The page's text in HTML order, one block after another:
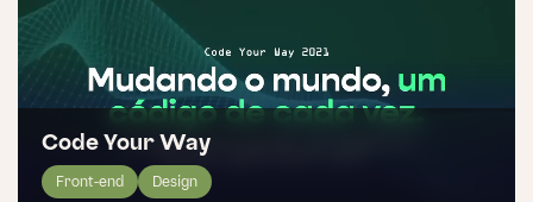
Code Your Way
Front-end Design